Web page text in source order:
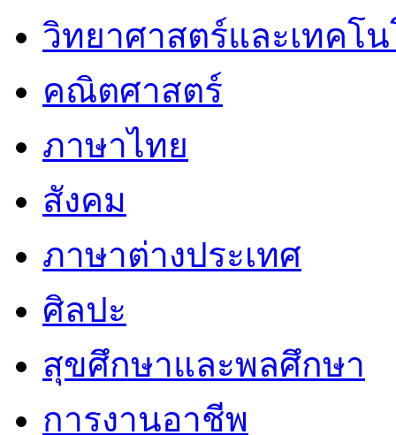
วิทยาศาสตร์และเทคโ
คณิตศาสตร์
ภาษาไทย
สังคม
ภาษาต่างประเทศ
ศิลปะ
สุขศึกษาและพลศึกษา
การงานอาชีพ